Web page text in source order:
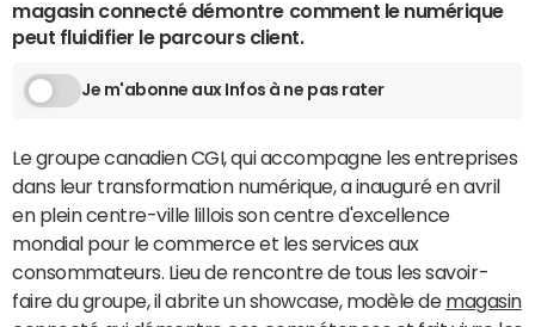
magasin connecté démontre comment le numérique
peut fluidifier le parcours client.
Je m'abonne aux Infos à ne pas rater
Le groupe canadien CGI, qui accompagne les entreprises
dans leur transformation numérique, a inauguré en avril
en plein centre-ville lillois son centre d'excellence
mondial pour le commerce et les services aux
consommateurs. Lieu de rencontre de tous les savoir-
faire du groupe, il abrite un showcase, modèle de magasin